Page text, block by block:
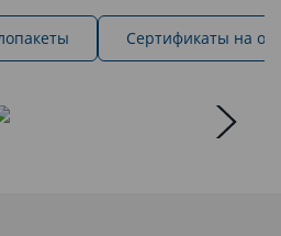
Сертификаты на